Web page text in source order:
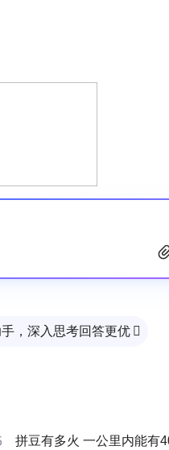
，深入思考回答更优 
拼豆有多火 一公里内能有